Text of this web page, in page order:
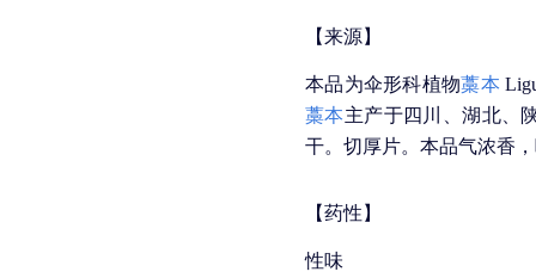
【来源】
本品为伞形科植物藁本
藁本主产于四川、湖北、
干。切厚片。本品气浓香
【药性】
性味